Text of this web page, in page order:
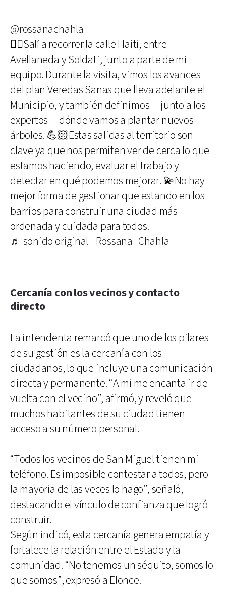
@rossanachahla
🚶‍♀️Salí a recorrer la calle Haití, entre
Avellaneda y Soldati, junto a parte de mi
equipo. Durante la visita, vimos los avances
del plan Veredas Sanas que lleva adelante el
Municipio, y también definimos —junto a los
expertos— dónde vamos a plantar nuevos
árboles. 💪🏻Estas salidas al territorio son
clave ya que nos permiten ver de cerca lo que
estamos haciendo, evaluar el trabajo y
detectar en qué podemos mejorar. 💫No hay
mejor forma de gestionar que estando en los
barrios para construir una ciudad más
ordenada y cuidada para todos.
♬ sonido original - Rossana Chahla
Cercanía con los vecinos y contacto
directo
La intendenta remarcó que uno de los pilares
de su gestión es la cercanía con los
ciudadanos, lo que incluye una comunicación
directa y permanente. “A mí me encanta ir de
vuelta con el vecino”, afirmó, y reveló que
muchos habitantes de su ciudad tienen
acceso a su número personal.
“Todos los vecinos de San Miguel tienen mi
teléfono. Es imposible contestar a todos, pero
la mayoría de las veces lo hago”, señaló,
destacando el vínculo de confianza que logró
construir.
Según indicó, esta cercanía genera empatía y
fortalece la relación entre el Estado y la
comunidad. “No tenemos un séquito, somos lo
que somos”, expresó a Elonce.